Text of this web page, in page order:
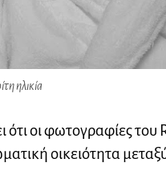
ηλικία
οι φωτογραφίες του
οικειότητα